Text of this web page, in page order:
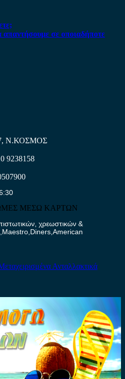
σε οποιαδήποτε
Ν.ΚΟΣΜΟΣ
9238158
ΜΕΣΩ ΚΑΡΤΩΝ
χρεωστικών &
Ανταλλακτικά